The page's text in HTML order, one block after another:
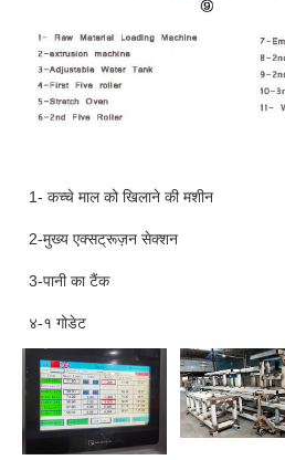
1- कच्चे माल को खिलाने की मशीन
2-मुख्य एक्सट्रूज़न सेक्शन
3-पानी का टैंक
४-१ गोडेट